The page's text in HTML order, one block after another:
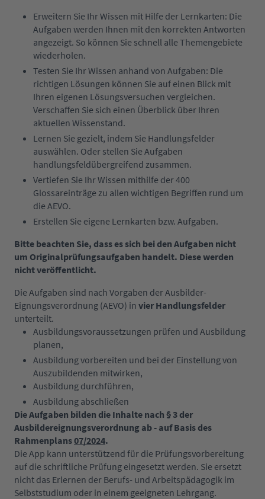
Erweitern Sie Ihr Wissen mit Hilfe der Lernkarten: Die
Aufgaben werden Ihnen mit den korrekten Antworten
angezeigt. So können Sie schnell alle Themengebiete
wiederholen.
Testen Sie Ihr Wissen anhand von Aufgaben: Die
richtigen Lösungen können Sie auf einen Blick mit
Ihren eigenen Lösungsversuchen vergleichen.
Verschaffen Sie sich einen Überblick über Ihren
aktuellen Wissenstand.
Lernen Sie gezielt, indem Sie Handlungsfelder
auswählen. Oder stellen Sie Aufgaben
handlungsfeldübergreifend zusammen.
Vertiefen Sie Ihr Wissen mithilfe der 400
Glossareinträge zu allen wichtigen Begriffen rund um
die AEVO.
Erstellen Sie eigene Lernkarten bzw. Aufgaben.
Bitte beachten Sie, dass es sich bei den Aufgaben nicht
um Originalprüfungsaufgaben handelt. Diese werden
nicht veröffentlicht.
Die Aufgaben sind nach Vorgaben der Ausbilder-
Eignungsverordnung (AEVO) in vier Handlungsfelder
unterteilt.
Ausbildungsvoraussetzungen prüfen und Ausbildung
planen,
Ausbildung vorbereiten und bei der Einstellung von
Auszubildenden mitwirken,
Ausbildung durchführen,
Ausbildung abschließen
Die Aufgaben bilden die Inhalte nach § 3 der
Ausbildereignungsverordnung ab - auf Basis des
Rahmenplans07/2024.
Die App kann unterstützend für die Prüfungsvorbereitung
auf die schriftliche Prüfung eingesetzt werden. Sie ersetzt
nicht das Erlernen der Berufs- und Arbeitspädagogik im
Selbststudium oder in einem geeigneten Lehrgang.